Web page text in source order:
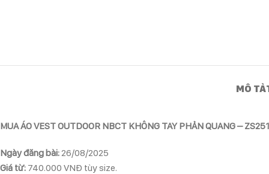
MÔ TẢ
MUA ÁO VEST OUTDOOR NBCT KHÔNG TAY PHẢN QUANG –
Ngày đăng bài: 26/08/2025
Giá từ: 740.000 VNĐ tùy size.